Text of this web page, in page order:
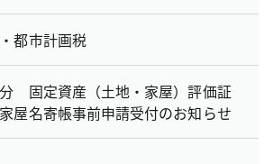
都市計画税
固定資産（土地・家屋）評価証
屋名寄帳事前申請受付のお知らせ